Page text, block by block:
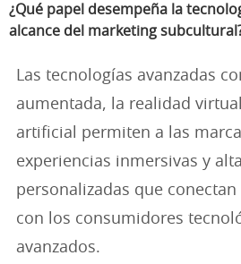
¿Qué papel desempeña la
alcance del marketing
Las tecnologías avanzadas
aumentada, la realidad
artificial permiten a las
experiencias inmersivas y
personalizadas que
con los consumidores
avanzados.